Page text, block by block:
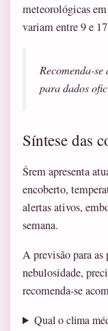
meteorológicas
variam entre 9 e
Recomenda-
para dados
Síntese das
Śrem apresenta
encoberto,
alertas ativos,
semana.
A previsão para as
nebulosidade,
recomenda-se
Qual o clima